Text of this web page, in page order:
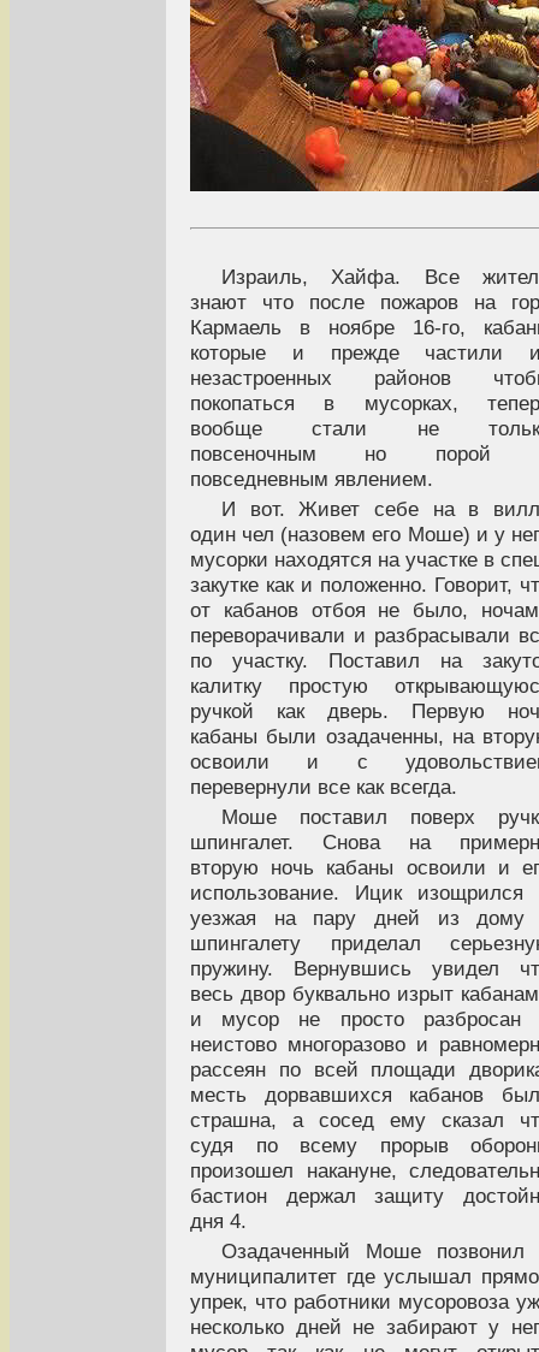
Израиль, Хайфа. Все
знают что после пожаров на
Кармаель в ноябре 16-го,
которые и прежде частили
незастроенных районов
покопаться в мусорках,
вообще стали не
повсеночным но порой
повседневным явлением.
И вот. Живет себе на в
один чел (назовем его Моше) и у
мусорки находятся на участке в
закутке как и положенно. Говорит,
от кабанов отбоя не было,
переворачивали и разбрасывали
по участку. Поставил на
калитку простую
ручкой как дверь. Первую
кабаны были озадаченны, на
освоили и с
перевернули все как всегда.
Моше поставил поверх
шпингалет. Снова на
вторую ночь кабаны освоили и
использование. Ицик изощрился
уезжая на пару дней из дому
шпингалету приделал
пружину. Вернувшись увидел
весь двор буквально изрыт
и мусор не просто разбросан
неистово многоразово и
рассеян по всей площади
месть дорвавшихся кабанов
страшна, а сосед ему сказал
судя по всему прорыв
произошел накануне,
бастион держал защиту
дня 4.
Озадаченный Моше позвонил
муниципалитет где услышал
упрек, что работники мусоровоза
несколько дней не забирают у